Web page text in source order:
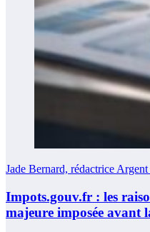
Jade Bernard, rédactrice
Impots.gouv.fr : les
majeure imposée avant